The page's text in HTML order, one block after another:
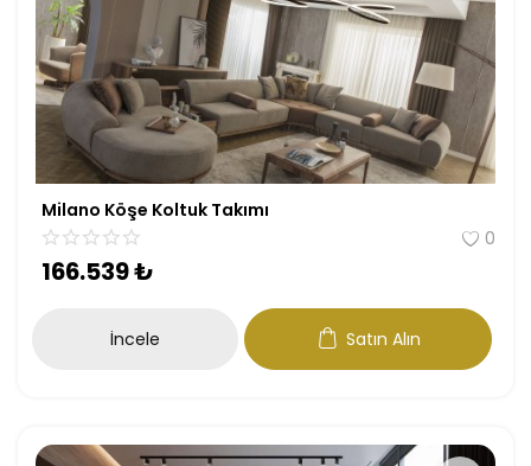
Milano Köşe Koltuk Takımı
0
166.539₺
İncele Satın Alın